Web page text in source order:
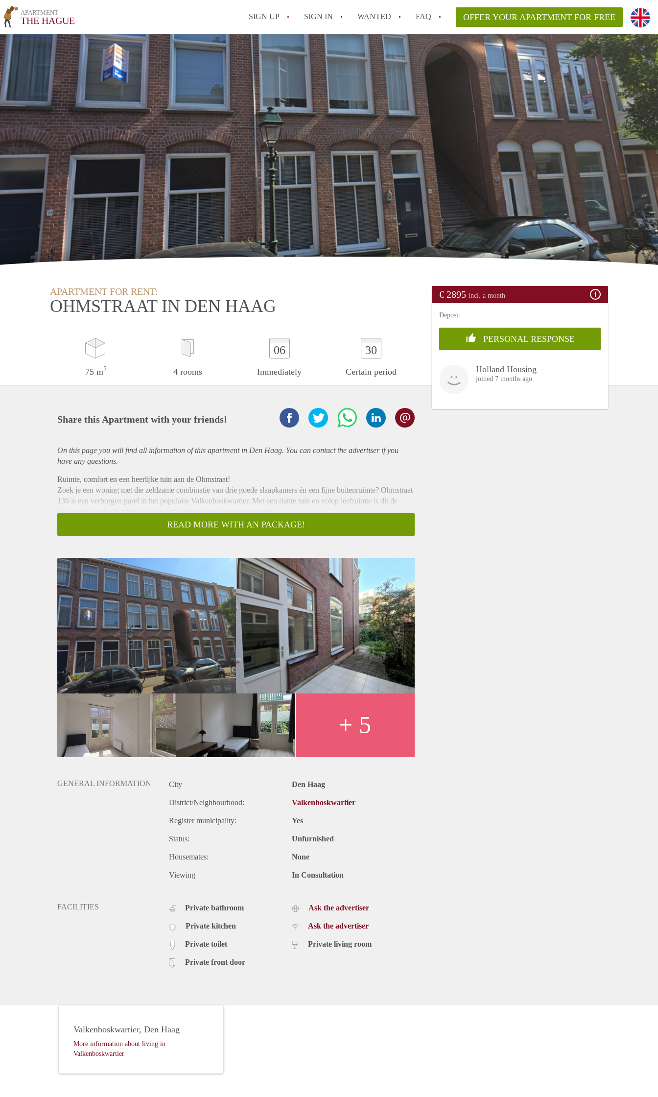
APARTMENT
THE HAGUE SIGN UP SIGN IN WANTED FAQ
All FAQs
OFFER YOUR APARTMENT FOR FREE
APARTMENT FOR RENT:
OHMSTRAAT IN DEN HAAG
75 m2 4 rooms
06
Immediately
30
Certain period
€ 2895 incl. a month
Deposit
PERSONAL RESPONSE
Holland Housing
joined 7 months ago
Share this Apartment with your friends!
On this page you will find all information of this apartmentin Den Haag. You can contact the advertiser if you
have any questions.
Ruimte, comfort en een heerlijke tuin aan de Ohmstraat!
Zoek je een woning met die zeldzame combinatie van drie goede slaapkamers én een fijne buitenruimte? Ohmstraat
136 is een verborgen parel in het populaire Valkenboskwartier. Met een riante tuin en volop leefruimte is dit de
ideale plek voor wie centraal wil wonen zonder in te leveren op groen.
Dit appartement valt direct op door de royale lichtinval en de praktische indeling. Het absolute hoogtepunt? De
Voor wie?
Door de ruimte en de drie aparte kamers is deze woning zeer flexibel:
Koppels: Ideaal voor wie behoefte heeft aan zowel een logeerkamer als een ruim thuiskantoor.
Woningdelers (max. 3): De indeling leent zich perfect voor drie werkende professionals die een hoogwaardige
woning willen delen.
Gezinnen: Een fijne plek met een veilige tuin voor de kinderen.
De Locatie
Je woont hier in een van de leukste straten van het Valkenboskwartier. De hippe Weimarstraat en Fahrenheitstraat
liggen om de hoek voor al je dagelijkse boodschappen en gezelligheid. Binnen 10 minuten sta je op het strand van
Scheveningen of in het bruisende centrum van Den Haag.
Bijzonderheden:
Met heerlijke achtertuin!
Drie ruime (slaap)kamers.
Geschikt voor woningdelers (3 personen) of een stel.
READ MORE WITH AN PACKAGE!
+ 5
GENERAL INFORMATION City Den Haag
District/Neighbourhood: Valkenboskwartier
Register municipality: Yes
Status: Unfurnished
Housemates: None
Viewing In Consultation
FACILITIES Private bathroom
Private kitchen
Private toilet
Private front door
Ask the advertiser
Ask the advertiser
Private living room
Valkenboskwartier, Den Haag
More information about living in
Valkenboskwartier